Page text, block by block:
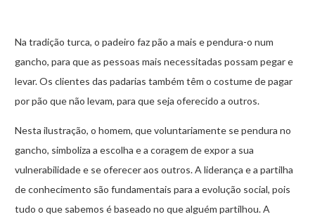
Na tradição turca, o padeiro faz pão a mais e pendura-o num
gancho, para que as pessoas mais necessitadas possam pegar e
levar. Os clientes das padarias também têm o costume de pagar
por pão que não levam, para que seja oferecido a outros.
Nesta ilustração, o homem, que voluntariamente se pendura no
gancho, simboliza a escolha e a coragem de expor a sua
vulnerabilidade e se oferecer aos outros. A liderança e a partilha
de conhecimento são fundamentais para a evolução social, pois
tudo o que sabemos é baseado no que alguém partilhou. A